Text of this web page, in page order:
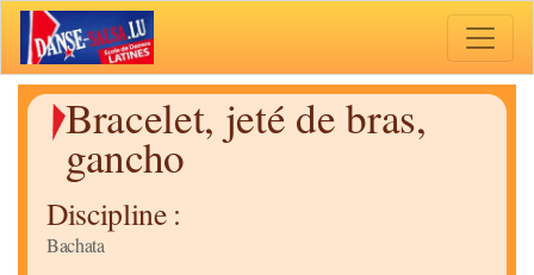
Bracelet, jeté de bras,
gancho
Discipline :
Bachata